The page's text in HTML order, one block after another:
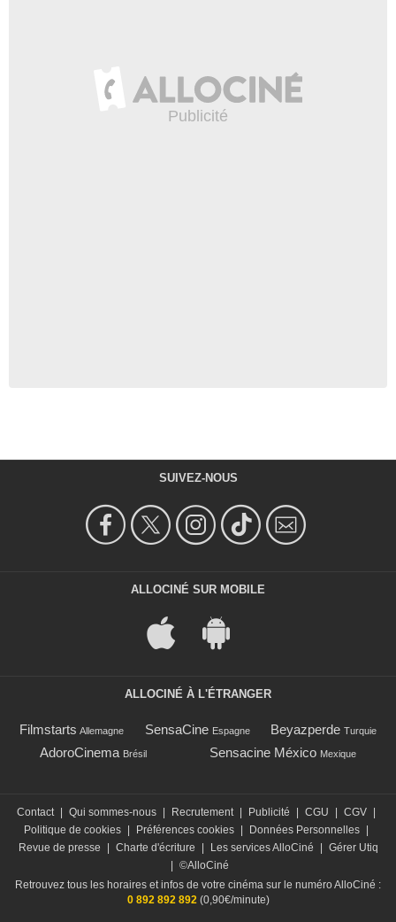
SUIVEZ-NOUS
ALLOCINÉ SUR MOBILE
ALLOCINÉ À L'ÉTRANGER
Filmstarts Allemagne SensaCine Espagne Beyazperde Turquie
AdoroCinema Brésil Sensacine México Mexique
Contact Qui sommes-nous Recrutement Publicité CGU CGV
Politique de cookies
Préférences cookies Données Personnelles
Revue de presse
Charte d'écriture Les services AlloCiné
Gérer Utiq
©AlloCiné
Retrouvez tous les horaires et infos de votre cinéma sur le numéro AlloCiné :
0 892 892 892(0,90€/minute)